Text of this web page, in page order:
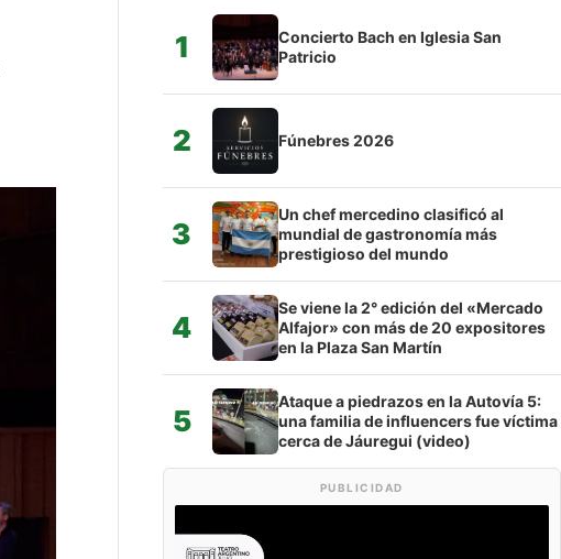
1
Concierto Bach en Iglesia San
Patricio
2 Fúnebres 2026
3
Un chef mercedino clasificó al
mundial de gastronomía más
prestigioso del mundo
4
Se viene la 2° edición del «Mercado
Alfajor» con más de 20 expositores
en la Plaza San Martín
5
Ataque a piedrazos en la Autovía 5:
una familia de influencers fue víctima
cerca de Jáuregui (video)
PUBLICIDAD